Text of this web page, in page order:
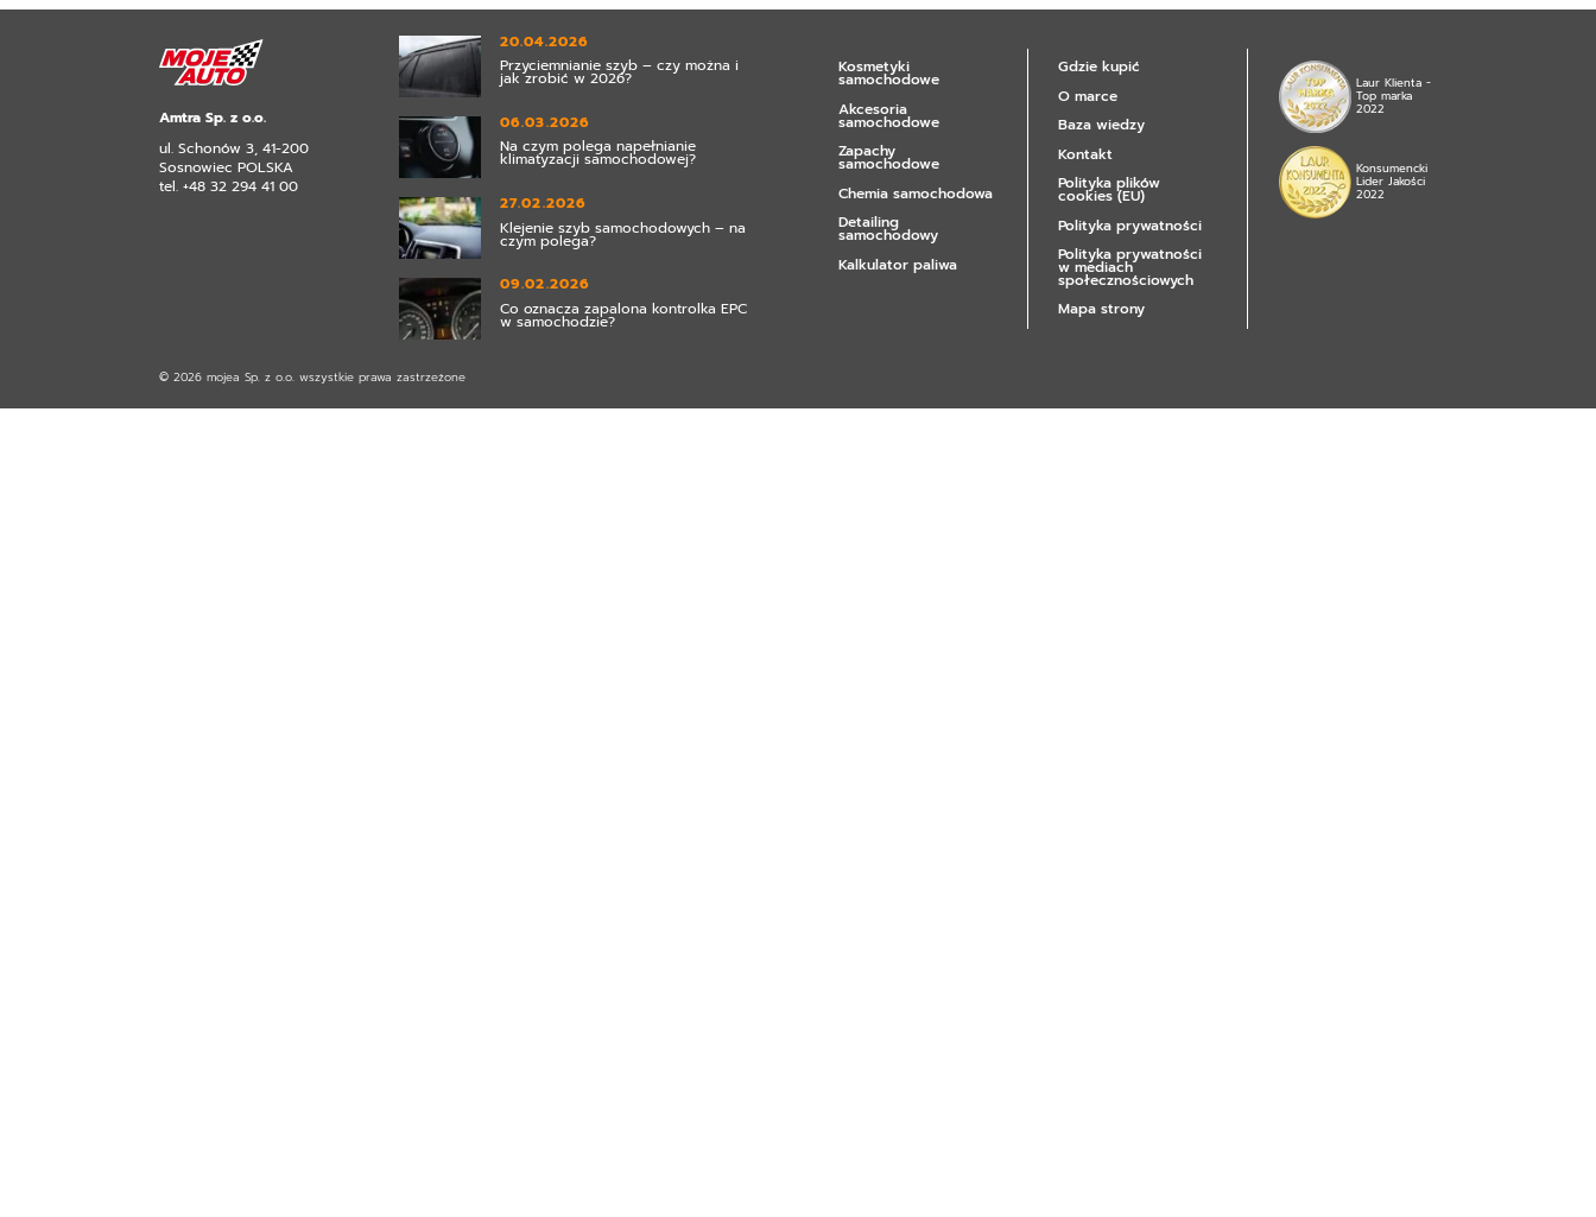
Amtra Sp. z o.o.
ul. Schonów 3, 41-200
Sosnowiec POLSKA
tel. +48 32 294 41 00
20.04.2026
Przyciemnianie szyb – czy można i
jak zrobić w 2026?
06.03.2026
Na czym polega napełnianie
klimatyzacji samochodowej?
27.02.2026
Klejenie szyb samochodowych – na
czym polega?
09.02.2026
Co oznacza zapalona kontrolka EPC
w samochodzie?
Kosmetyki
samochodowe
Akcesoria
samochodowe
Zapachy
samochodowe
Chemia samochodowa
Detailing
samochodowy
Kalkulator paliwa
Gdzie kupić
O marce
Baza wiedzy
Kontakt
Polityka plików
cookies (EU)
Polityka prywatności
Polityka prywatności
w mediach
społecznościowych
Mapa strony
Laur Klienta -
Top marka
2022
Konsumencki
Lider Jakości
2022
© 2026 mojea Sp. z o.o. wszystkie prawa zastrzeżone